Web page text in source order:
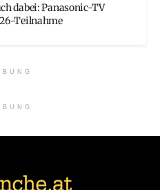
dabei: Panasonic-TV
Teilnahme